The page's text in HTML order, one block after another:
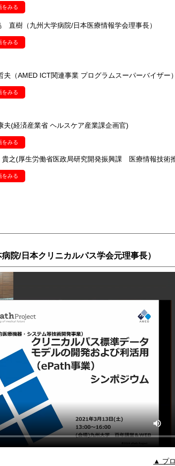
をみる
直樹（九州大学病院/日本医療情報学会理事長）
をみる
夫（AMED ICT関連事業 プログラムスーパーバイザー）
をみる
夫(経済産業省 ヘルスケア産業課企画官)
をみる
之(厚生労働省医政局研究開発振興課 医療情報技術
をみる
/日本クリニカルパス学会元理事長）
▲ プ